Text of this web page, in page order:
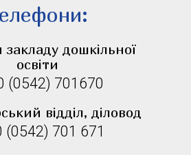
закладу дошкільної
освіти
(0542) 701670
відділ, діловод
(0542) 701 671